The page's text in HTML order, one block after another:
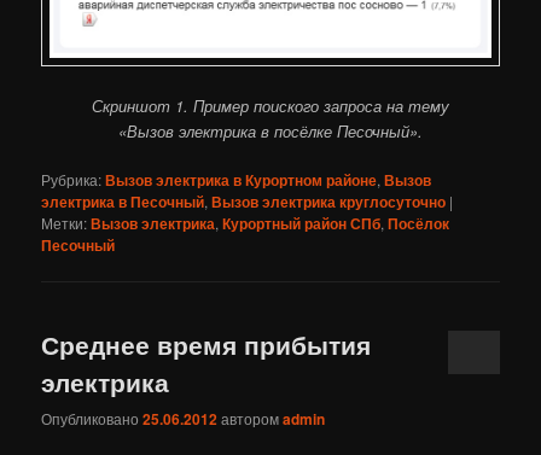
Скриншот 1. Пример поиского запроса на тему
«Вызов электрика в посёлке Песочный».
Рубрика:Вызов электрика в Курортном районе,Вызов
электрика в Песочный,Вызов электрика круглосуточно |
Метки:Вызов электрика,Курортный район СПб,Посёлок
Песочный
Среднее время прибытия
электрика
Опубликовано25.06.2012авторомadmin